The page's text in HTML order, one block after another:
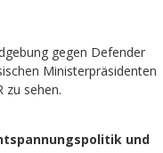
gegen Defender
Ministerpräsidenten
zu sehen.
und